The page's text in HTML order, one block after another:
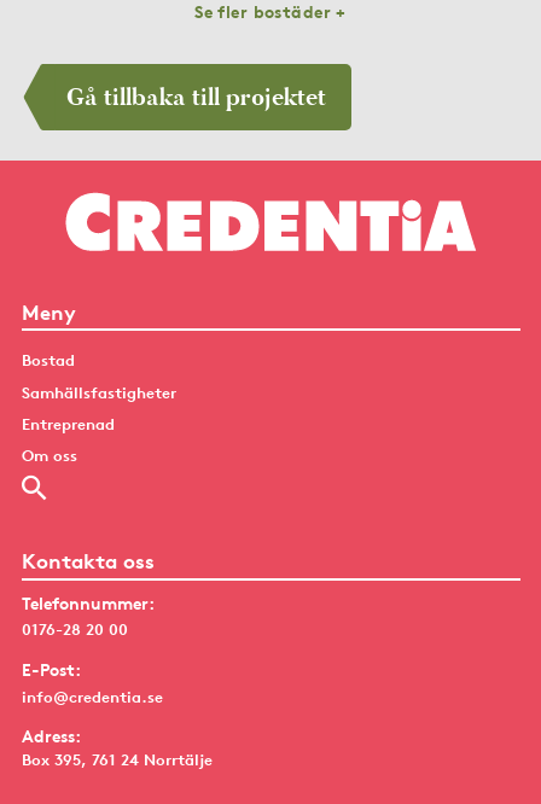
Se fler bostäder +
Gå tillbaka till projektet
Meny
Bostad
Samhällsfastigheter
Entreprenad
Om oss
Kontakta oss
Telefonnummer:
0176-28 20 00
E-Post:
info@credentia.se
Adress:
Box 395, 761 24 Norrtälje